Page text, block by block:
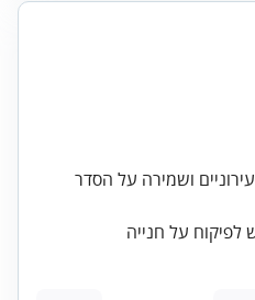
ושמירה על הסדר